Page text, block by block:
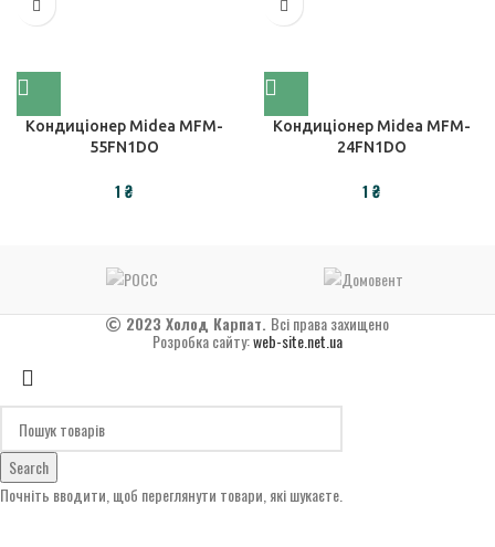
Кондиціонер Midea MFM-
55FN1DO
₴
Кондиціонер Midea MFM-
24FN1DO
₴
2023 Холод Карпат. Всі права захищено
Розробка сайту:web-site.net.ua
Search
Почніть вводити, щоб переглянути товари, які шукаєте.